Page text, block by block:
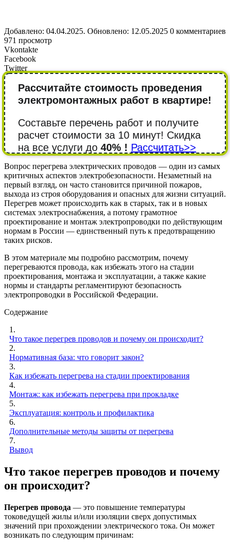
Добавлено: 04.04.2025. Обновлено: 12.05.2025 0 комментариев
971 просмотр
Vkontakte
Facebook
Twitter
Рассчитайте стоимость проведения
электромонтажных работ в квартире!
Составьте перечень работ и получите
расчет стоимости за 10 минут! Cкидка
на все услуги до 40% ! Рассчитать>>
Вопрос перегрева электрических проводов — один из самых
критичных аспектов электробезопасности. Незаметный на
первый взгляд, он часто становится причиной пожаров,
выхода из строя оборудования и опасных для жизни ситуаций.
Перегрев может происходить как в старых, так и в новых
системах электроснабжения, а потому грамотное
проектирование и монтаж электропроводки по действующим
нормам в России — единственный путь к предотвращению
таких рисков.
В этом материале мы подробно рассмотрим, почему
перегреваются провода, как избежать этого на стадии
проектирования, монтажа и эксплуатации, а также какие
нормы и стандарты регламентируют безопасность
электропроводки в Российской Федерации.
Содержание
1.
Что такое перегрев проводов и почему он происходит?
2.
Нормативная база: что говорит закон?
3.
Как избежать перегрева на стадии проектирования
4.
Монтаж: как избежать перегрева при прокладке
5.
Эксплуатация: контроль и профилактика
6.
Дополнительные методы защиты от перегрева
7.
Вывод
Что такое перегрев проводов и почему
он происходит?
Перегрев провода — это повышение температуры
токоведущей жилы и/или изоляции сверх допустимых
значений при прохождении электрического тока. Он может
возникать по следующим причинам: